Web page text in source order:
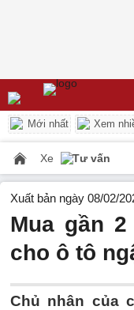
Mới nhất Xem
Xe Tư vấn
Xuất bản ngày 08/02/
Mua gần
cho ô tô
Chủ nhân của